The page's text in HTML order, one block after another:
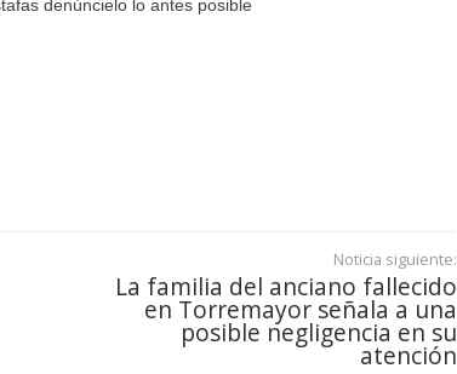
denúncielo lo antes posible
Noticia siguiente:
La familia del anciano fallecido
en Torremayor señala a una
posible negligencia en su
atención